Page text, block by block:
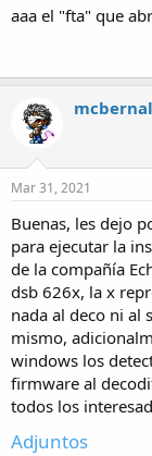
aaa el "fta" que
Mar 31, 2021
Buenas, les dejo
para ejecutar la
de la compañía
dsb 626x, la x
nada al deco ni al
mismo,
windows los
firmware al
todos los
Adjuntos